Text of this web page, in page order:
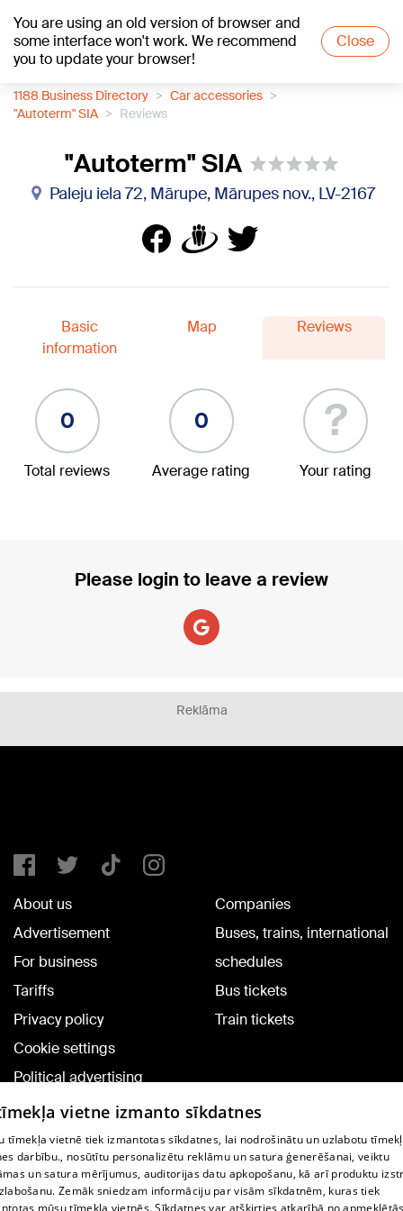
You are using an old version of browser and
some interface won't work. We recommend
you to update your browser!
Close
+21°C
1188 Business Directory
Car accessories
"Autoterm" SIA
Reviews
"Autoterm" SIA
Paleju iela 72, Mārupe, Mārupes nov., LV-2167
Basic
information
Map Reviews
0
Total reviews
0
Average rating
?
Your rating
Please login to leave a review
Reklāma
About us
Advertisement
For business
Tariffs
Privacy policy
Cookie settings
Political advertising
Cookie policy
Commenting terms
Companies
Buses, trains, international
schedules
Bus tickets
Train tickets
TV program
Contract rules
vietne izmanto sīkdatnes
tīmekļa vietnē tiek izmantotas sīkdatnes, lai nodrošinātu un uzlabotu
darbību., nosūtītu personalizētu reklāmu un satura ģenerēšanai, veiktu
un satura mērījumus, auditorijas datu apkopošanu, kā arī produktu
Zemāk sniedzam informāciju par visām sīkdatnēm, kuras tiek
mūsu tīmekļa vietnēs. Sīkdatnes var atšķirties atkarībā no